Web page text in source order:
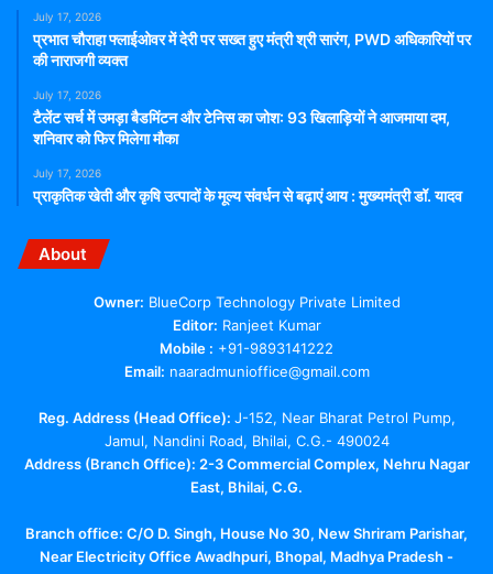
July 17, 2026
प्रभात चौराहा फ्लाईओवर में देरी पर सख्त हुए मंत्री श्री सारंग, PWD अधिकारियों पर
की नाराजगी व्यक्त
July 17, 2026
टैलेंट सर्च में उमड़ा बैडमिंटन और टेनिस का जोश: 93 खिलाड़ियों ने आजमाया दम,
शनिवार को फिर मिलेगा मौका
July 17, 2026
प्राकृतिक खेती और कृषि उत्पादों के मूल्य संवर्धन से बढ़ाएं आय : मुख्यमंत्री डॉ. यादव
About
Owner: BlueCorp Technology Private Limited
Editor: Ranjeet Kumar
Mobile : +91-9893141222
Email: naaradmunioffice@gmail.com
Reg. Address (Head Office): J-152, Near Bharat Petrol Pump,
Jamul, Nandini Road, Bhilai, C.G.- 490024
Address (Branch Office): 2-3 Commercial Complex, Nehru Nagar
East, Bhilai, C.G.
Branch office: C/O D. Singh, House No 30, New Shriram Parishar,
Near Electricity Office Awadhpuri, Bhopal, Madhya Pradesh -